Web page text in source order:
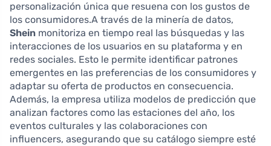
personalización única que resuena con los gustos de
los consumidores.A través de la minería de datos,
Shein monitoriza en tiempo real las búsquedas y las
interacciones de los usuarios en su plataforma y en
redes sociales. Esto le permite identificar patrones
emergentes en las preferencias de los consumidores y
adaptar su oferta de productos en consecuencia.
Además, la empresa utiliza modelos de predicción que
analizan factores como las estaciones del año, los
eventos culturales y las colaboraciones con
influencers, asegurando que su catálogo siempre esté